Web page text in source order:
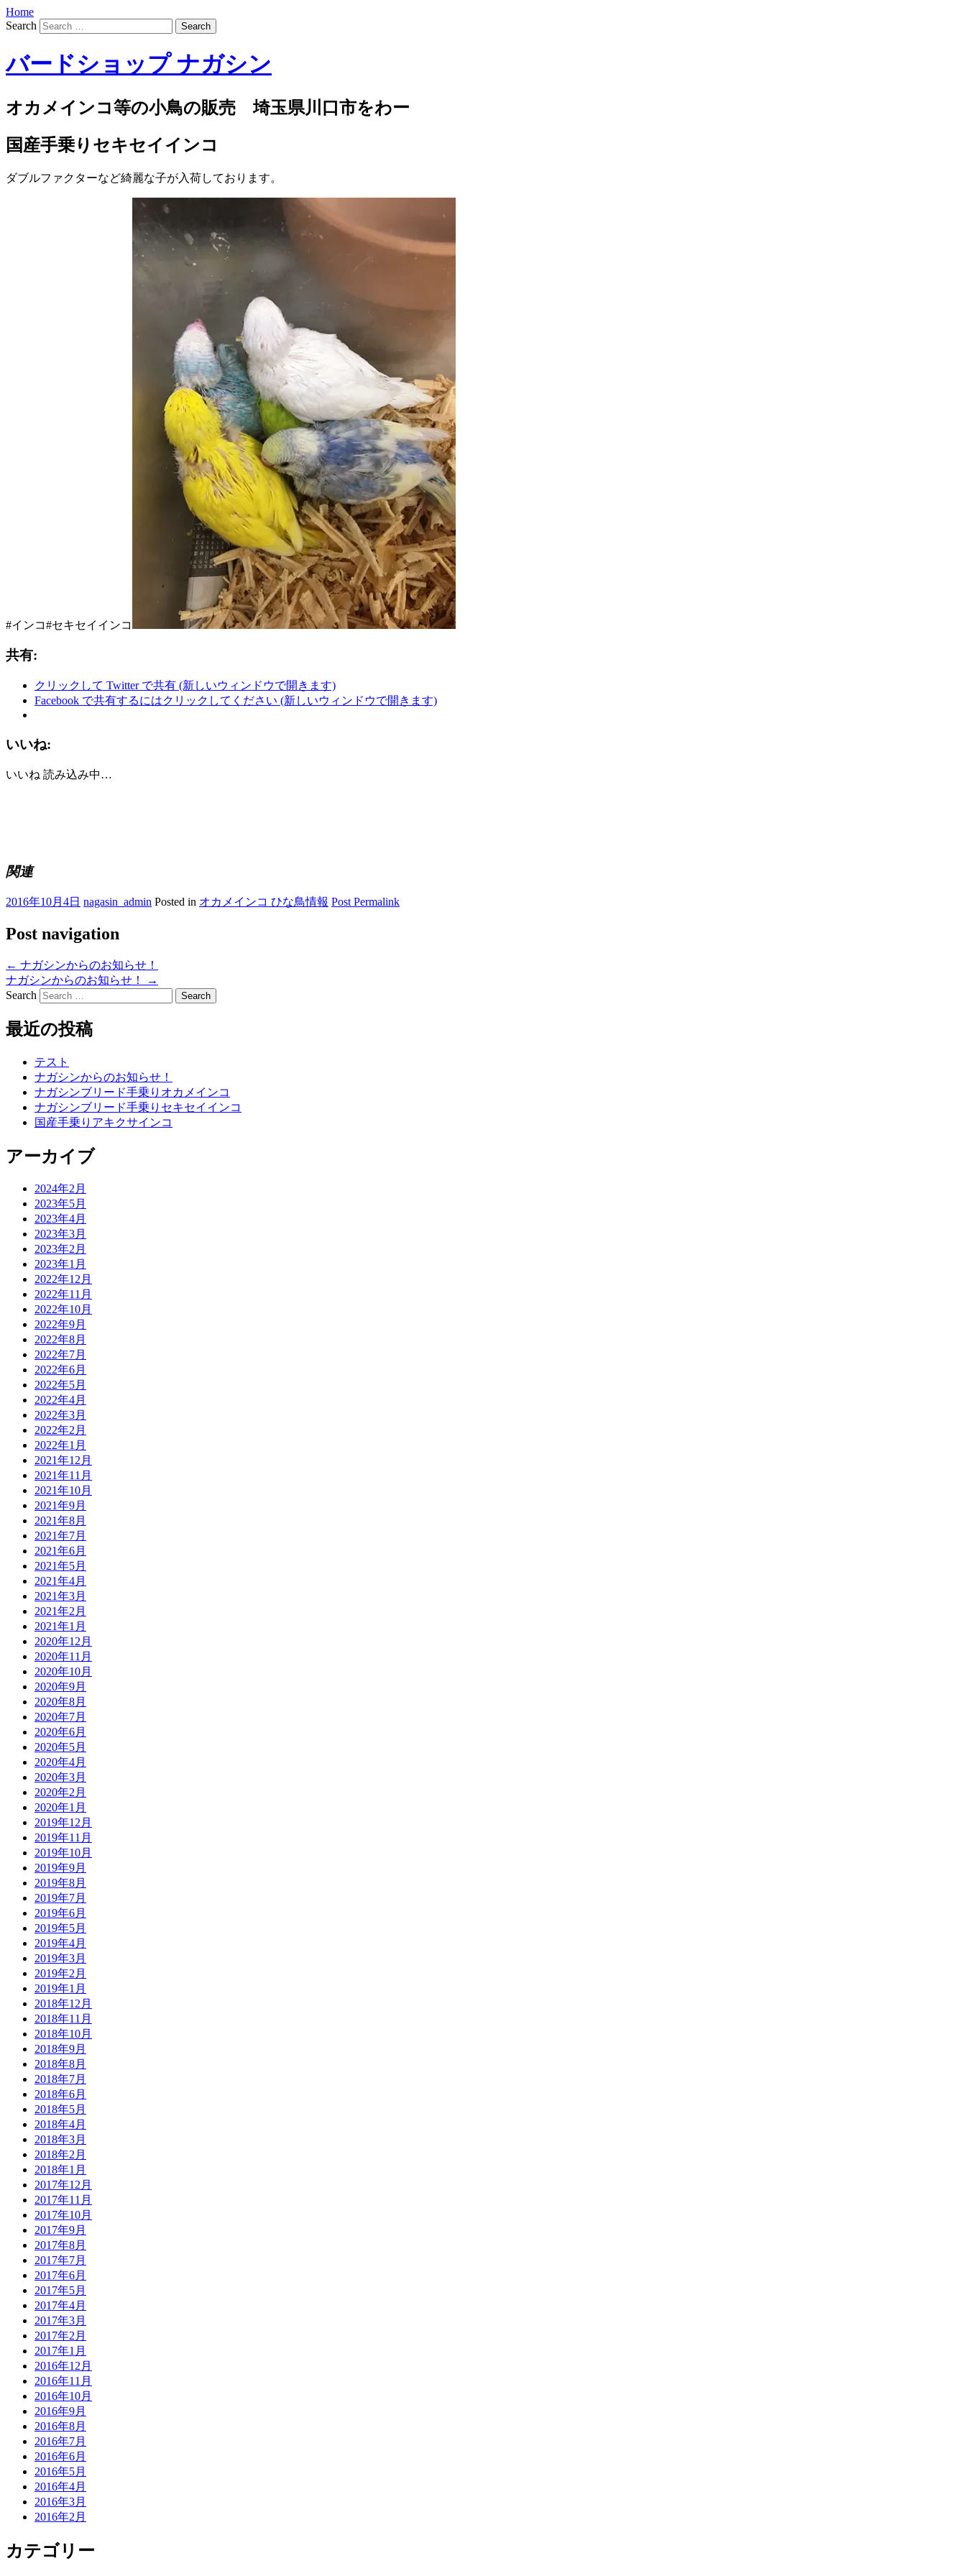
Home
Search
バードショップ ナガシン
オカメインコ等の小鳥の販売 埼玉県川口市をわー
国産手乗りセキセイインコ
ダブルファクターなど綺麗な子が入荷しております。
#インコ#セキセイインコ
共有:
クリックして Twitter で共有 (新しいウィンドウで開きます)
Facebook で共有するにはクリックしてください (新しいウィンドウで開きます)
いいね:
いいね 読み込み中…
関連
2016年10月4日 nagasin_admin Posted in オカメインコ ひな鳥情報 Post Permalink
Post navigation
← ナガシンからのお知らせ！
ナガシンからのお知らせ！
→
Search
最近の投稿
テスト
ナガシンからのお知らせ！
ナガシンブリード手乗りオカメインコ
ナガシンブリード手乗りセキセイインコ
国産手乗りアキクサインコ
アーカイブ
2024年2月
2023年5月
2023年4月
2023年3月
2023年2月
2023年1月
2022年12月
2022年11月
2022年10月
2022年9月
2022年8月
2022年7月
2022年6月
2022年5月
2022年4月
2022年3月
2022年2月
2022年1月
2021年12月
2021年11月
2021年10月
2021年9月
2021年8月
2021年7月
2021年6月
2021年5月
2021年4月
2021年3月
2021年2月
2021年1月
2020年12月
2020年11月
2020年10月
2020年9月
2020年8月
2020年7月
2020年6月
2020年5月
2020年4月
2020年3月
2020年2月
2020年1月
2019年12月
2019年11月
2019年10月
2019年9月
2019年8月
2019年7月
2019年6月
2019年5月
2019年4月
2019年3月
2019年2月
2019年1月
2018年12月
2018年11月
2018年10月
2018年9月
2018年8月
2018年7月
2018年6月
2018年5月
2018年4月
2018年3月
2018年2月
2018年1月
2017年12月
2017年11月
2017年10月
2017年9月
2017年8月
2017年7月
2017年6月
2017年5月
2017年4月
2017年3月
2017年2月
2017年1月
2016年12月
2016年11月
2016年10月
2016年9月
2016年8月
2016年7月
2016年6月
2016年5月
2016年4月
2016年3月
2016年2月
カテゴリー